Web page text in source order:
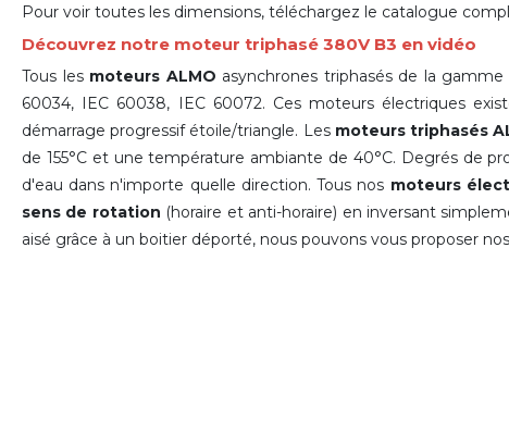
Pour voir toutes les dimensions, téléchargez le catalogue
Découvrez notre moteur triphasé 380V B3 en vidéo
Tous les moteurs ALMO asynchrones triphasés de la
60034, IEC 60038, IEC 60072. Ces moteurs électriques
démarrage progressif étoile/triangle. Les moteurs triphasés
de 155°C et une température ambiante de 40°C. Degrés de
d'eau dans n'importe quelle direction. Tous nos moteurs
sens de rotation (horaire et anti-horaire) en inversant
aisé grâce à un boitier déporté, nous pouvons vous proposer nos